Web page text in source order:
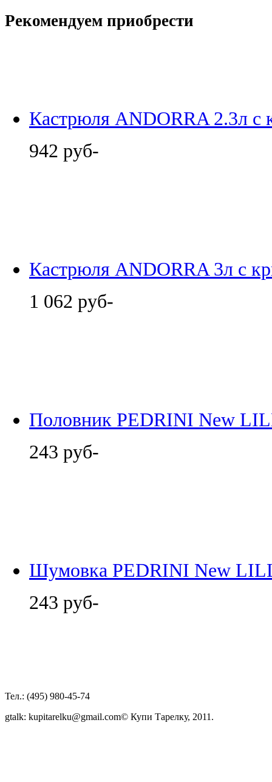
Рекомендуем приобрести
Кастрюля ANDORRA 2.3л
942 руб-
Кастрюля ANDORRA 3л с
1 062 руб-
Половник PEDRINI New
243 руб-
Шумовка PEDRINI New
243 руб-
Тел.: (495) 980-45-74
gtalk: kupitarelku@gmail.com© Купи Тарелку, 2011.